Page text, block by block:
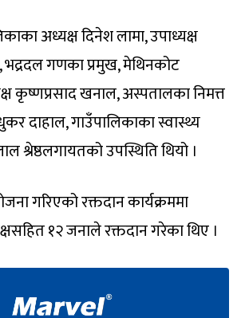
अध्यक्ष दिनेश लामा, उपाध्यक्ष
भद्रदल गणका प्रमुख, मेथिनकोट
कृष्णप्रसाद खनाल, अस्पतालका निमत्त
दाहाल, गाउँपालिकाका स्वास्थ्य
श्रेष्ठलगायतको उपस्थिति थियो ।
गरिएको रक्तदान कार्यक्रममा
१२ जनाले रक्तदान गरेका थिए ।